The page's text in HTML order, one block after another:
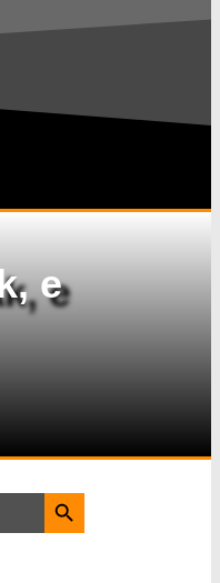
e
Search Button